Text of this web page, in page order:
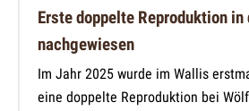
Erste doppelte Reproduktion in
nachgewiesen
Im Jahr 2025 wurde im Wallis
eine doppelte Reproduktion bei